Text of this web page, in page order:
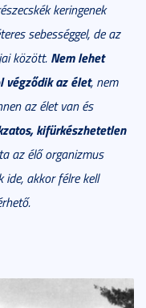
keringenek
sebességgel, de az
között. Nem lehet
végződik az élet, nem
az élet van és
kifürkészhetetlen
az élő organizmus
ide, akkor félre kell